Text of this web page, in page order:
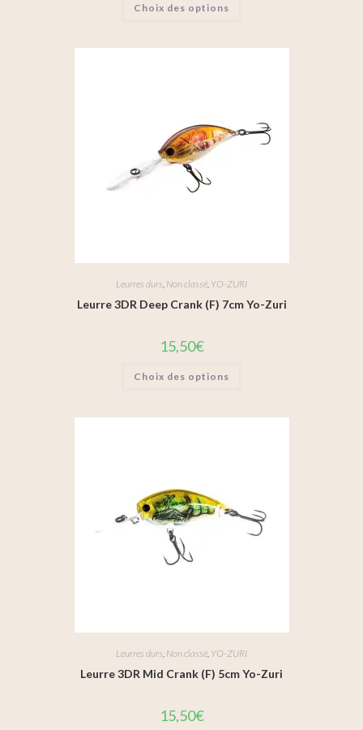
Choix des options
Leurres durs, Non classé, YO-ZURI
Leurre 3DR Deep Crank (F) 7cm Yo-Zuri
15,50€
Choix des options
Leurres durs Non classé YO-ZURI
Leurre 3DR Mid Crank (F) 5cm Yo-Zuri
15,50€